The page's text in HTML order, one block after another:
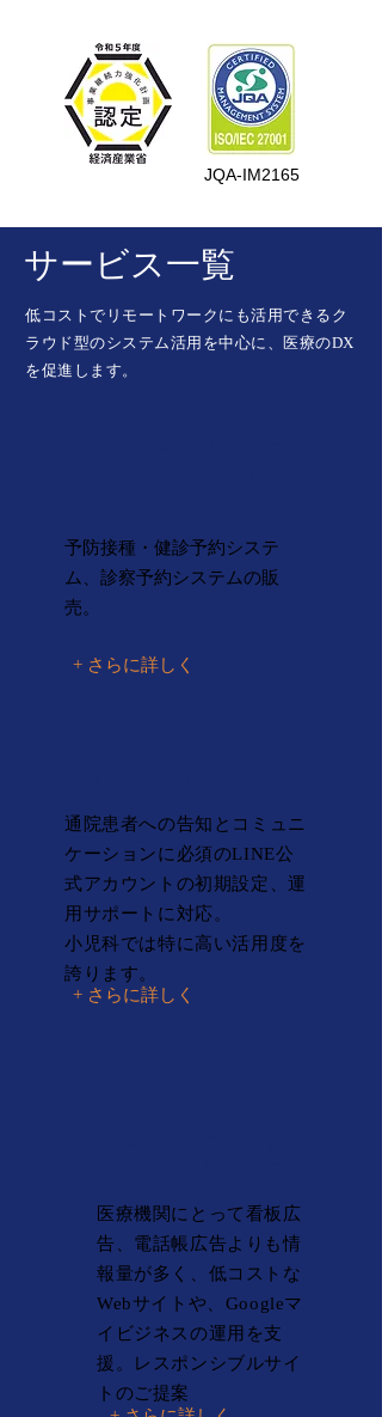
JQA-IM2165
サービス一覧
低コストでリモートワークにも活用できるク
ラウド型のシステム活用を中心に、医療のDX
を促進します。
​予防接種・健診予約システ
ム、診察予約システムの販
売。
+ さらに詳しく
通院患者への告知とコミュニ
ケーションに必須のLINE公
式アカウントの初期設定、運
用サポートに対応。
​小児科では特に高い活用度を
誇ります。
+ さらに詳しく
医療機関にとって看板広
告、電話帳広告よりも情
報量が多く、低コストな
Webサイトや、Googleマ
イビジネスの運用を支
援。​レスポンシブルサイ
トのご提案